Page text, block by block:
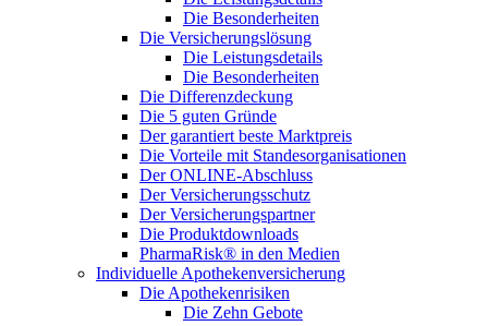
Die Besonderheiten
Die Versicherungslösung
Die Leistungsdetails
Die Besonderheiten
Die Differenzdeckung
Die 5 guten Gründe
Der garantiert beste Marktpreis
Die Vorteile mit Standesorganisationen
Der ONLINE-Abschluss
Der Versicherungsschutz
Der Versicherungspartner
Die Produktdownloads
PharmaRisk® in den Medien
Individuelle Apothekenversicherung
Die Apothekenrisiken
Die Zehn Gebote